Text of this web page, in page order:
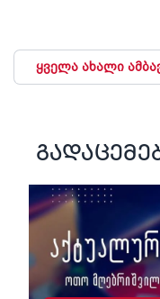
ყველა ახალი